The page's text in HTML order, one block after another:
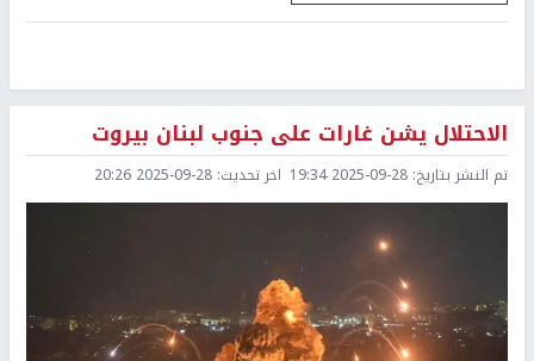
الاحتلال يشن غارات على جنوب لبنان بيروت
تم النشر بتاريخ: 2025-09-28 19:34 اخر تحديث: 2025-09-28 20:26